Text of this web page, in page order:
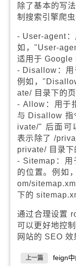
除了基本的写
制搜索引擎爬
- User-agent：
如，"User-
适用于 Google
- Disallow：用
例如，
ate/ 目录下的页
- Allow：用于
与 Disallow 指
ivate/" 后面可
表示除了 /
private/ 目录下
- Sitemap：用
的位置。例如
om/
下的
通过合理设置
可以更好地控
网站的 SEO 效
上一篇 feign